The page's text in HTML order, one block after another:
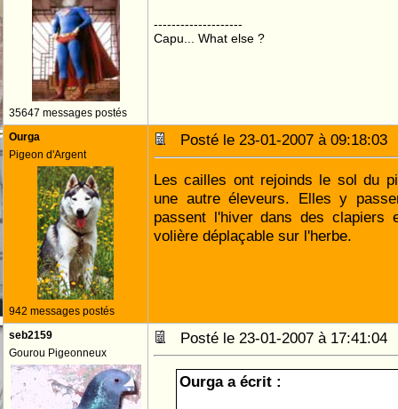
35647 messages postés
--------------------
Capu... What else ?
Ourga
Pigeon d'Argent
942 messages postés
Posté le 23-01-2007 à
Les cailles ont rejoinds le sol du
une autre éleveurs. Elles y
passent l'hiver dans des
volière déplaçable sur l'herbe.
seb2159
Gourou Pigeonneux
Posté le 23-01-2007 à
Ourga a écrit :